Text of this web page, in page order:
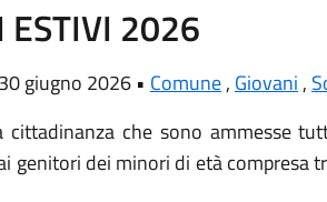
ESTIVI 2026
giugno 2026 • Comune, Giovani ,
cittadinanza che sono ammesse
genitori dei minori di età compresa